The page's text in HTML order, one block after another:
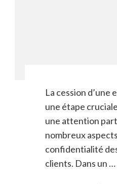
La cession d’une
une étape
une attention
nombreux
confidentialité
clients. Dans un …